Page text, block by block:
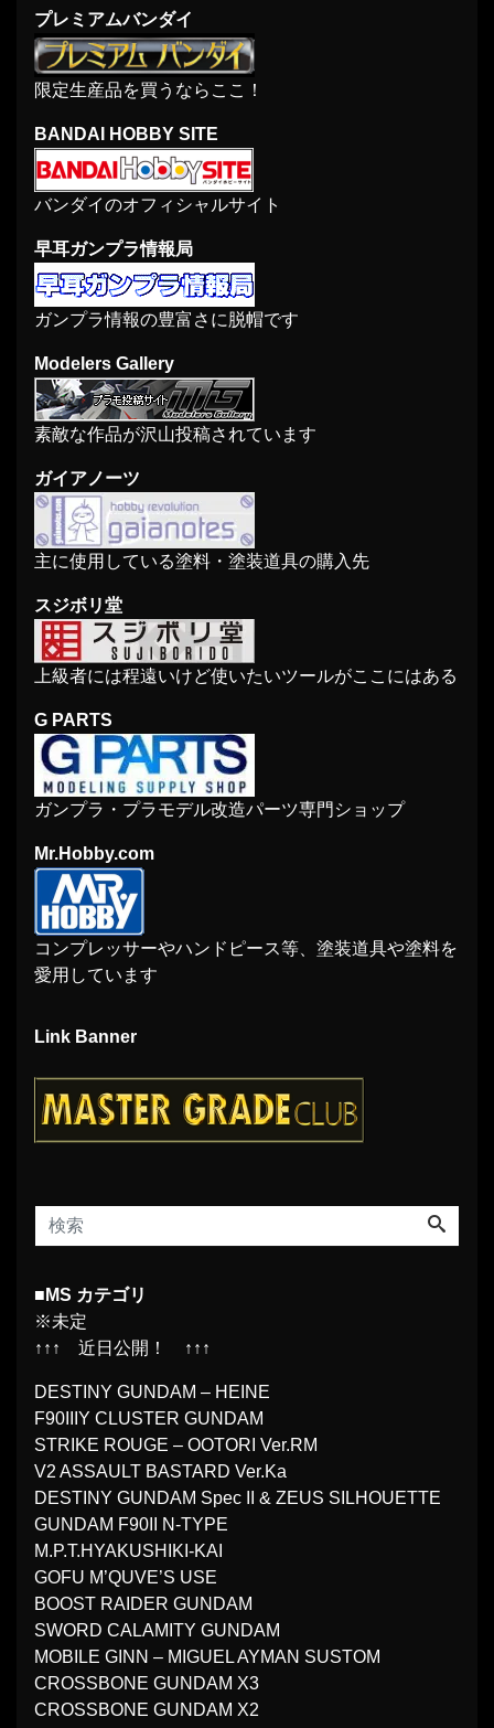
プレミアムバンダイ
限定生産品を買うならここ！
BANDAI HOBBY SITE
バンダイのオフィシャルサイト
早耳ガンプラ情報局
ガンプラ情報の豊富さに脱帽です
Modelers Gallery
素敵な作品が沢山投稿されています
ガイアノーツ
主に使用している塗料・塗装道具の購入先
スジボリ堂
上級者には程遠いけど使いたいツールがここにはある
G PARTS
ガンプラ・プラモデル改造パーツ専門ショップ
Mr.Hobby.com
コンプレッサーやハンドピース等、塗装道具や塗料を
愛用しています
Link Banner
■MS カテゴリ
※未定
↑↑↑ 近日公開！ ↑↑↑
DESTINY GUNDAM – HEINE
F90IIIY CLUSTER GUNDAM
STRIKE ROUGE – OOTORI Ver.RM
V2 ASSAULT BASTARD Ver.Ka
DESTINY GUNDAM Spec II & ZEUS SILHOUETTE
GUNDAM F90II N-TYPE
M.P.T.HYAKUSHIKI-KAI
GOFU M’QUVE’S USE
BOOST RAIDER GUNDAM
SWORD CALAMITY GUNDAM
MOBILE GINN – MIGUEL AYMAN SUSTOM
CROSSBONE GUNDAM X3
CROSSBONE GUNDAM X2